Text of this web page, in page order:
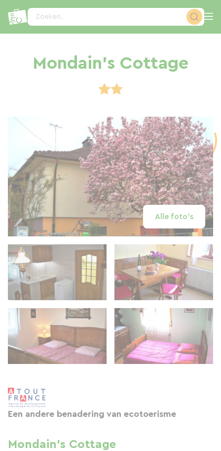
Zoeken...
Mondain's Cottage
Alle foto's
Een andere benadering van ecotoerisme
Mondain's Cottage
Cookies beheer paneel